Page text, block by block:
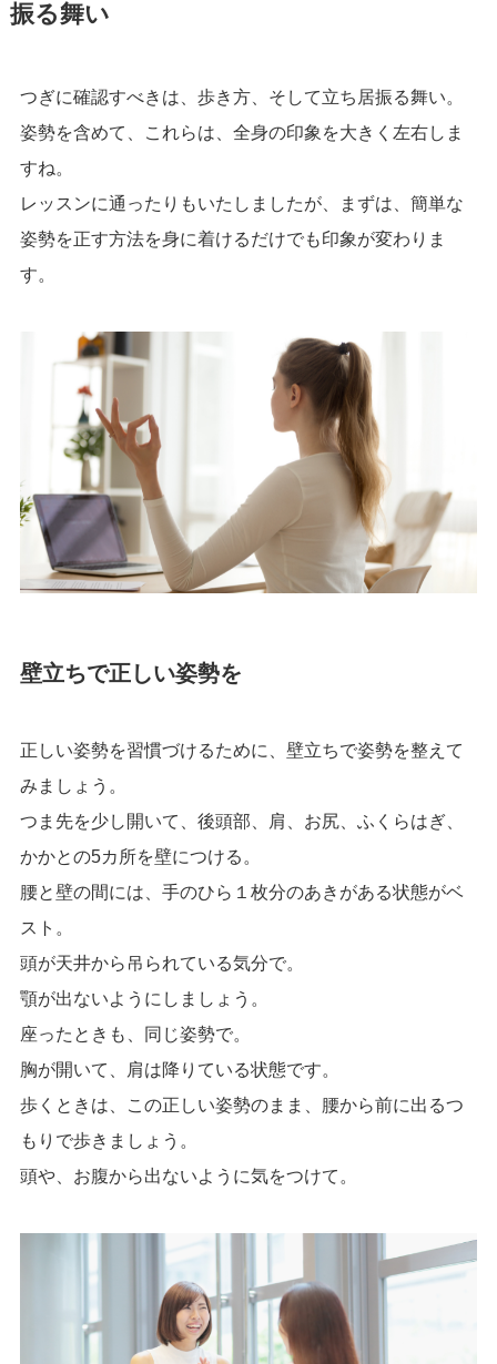
振る舞い
つぎに確認すべきは、歩き方、そして立ち居振る舞い。
姿勢を含めて、これらは、全身の印象を大きく左右しま
すね。
レッスンに通ったりもいたしましたが、まずは、簡単な
姿勢を正す方法を身に着けるだけでも印象が変わりま
す。
壁立ちで正しい姿勢を
正しい姿勢を習慣づけるために、壁立ちで姿勢を整えて
みましょう。
つま先を少し開いて、後頭部、肩、お尻、ふくらはぎ、
かかとの5カ所を壁につける。
腰と壁の間には、手のひら１枚分のあきがある状態がベ
スト。
頭が天井から吊られている気分で。
顎が出ないようにしましょう。
座ったときも、同じ姿勢で。
胸が開いて、肩は降りている状態です。
歩くときは、この正しい姿勢のまま、腰から前に出るつ
もりで歩きましょう。
頭や、お腹から出ないように気をつけて。